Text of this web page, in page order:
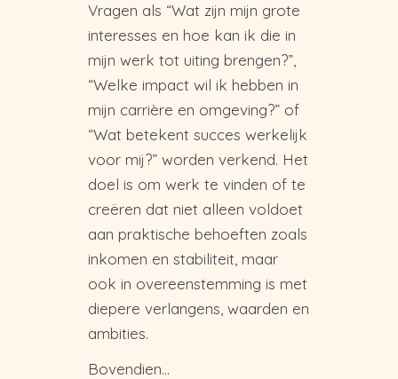
Vragen als “Wat zijn mijn grote
interesses en hoe kan ik die in
mijn werk tot uiting brengen?”,
“Welke impact wil ik hebben in
mijn carrière en omgeving?” of
“Wat betekent succes werkelijk
voor mij?” worden verkend. Het
doel is om werk te vinden of te
creëren dat niet alleen voldoet
aan praktische behoeften zoals
inkomen en stabiliteit, maar
ook in overeenstemming is met
diepere verlangens, waarden en
ambities.
Bovendien…